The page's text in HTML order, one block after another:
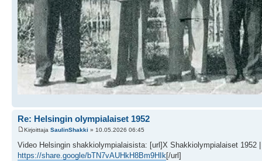
Re: Helsingin olympialaiset 1952
Kirjoittaja SaulinShakki » 10.05.2026 06:45
Video Helsingin shakkiolympialaisista: [url]X Shakkiolympialaiset 1952
https://share.google/bTN7vAUHkH8Bm9HIk[/url]